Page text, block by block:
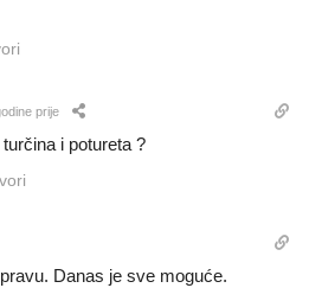
prije
i potureta ?
Danas je sve moguće.